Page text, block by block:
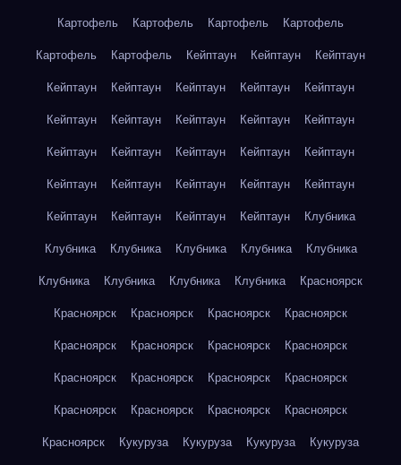
Картофель
Картофель Картофель
Картофель
Картофель
Картофель Кейптаун Кейптаун
Кейптаун
Кейптаун
Кейптаун Кейптаун Кейптаун
Кейптаун
Кейптаун
Кейптаун Кейптаун Кейптаун
Кейптаун
Кейптаун
Кейптаун Кейптаун Кейптаун
Кейптаун
Кейптаун
Кейптаун Кейптаун Кейптаун
Кейптаун
Кейптаун
Кейптаун Кейптаун Кейптаун
Клубника
Клубника
Клубника Клубника Клубника
Клубника
Клубника
Клубника Клубника Клубника
Красноярск
Красноярск
Красноярск Красноярск
Красноярск
Красноярск
Красноярск Красноярск
Красноярск
Красноярск
Красноярск Красноярск
Красноярск
Красноярск
Красноярск Красноярск
Красноярск
Красноярск
Кукуруза Кукуруза Кукуруза
Кукуруза